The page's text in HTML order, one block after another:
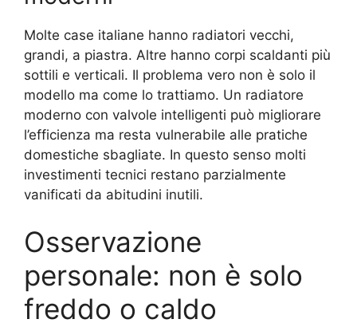
Molte case italiane hanno radiatori vecchi,
grandi, a piastra. Altre hanno corpi scaldanti più
sottili e verticali. Il problema vero non è solo il
modello ma come lo trattiamo. Un radiatore
moderno con valvole intelligenti può migliorare
l’efficienza ma resta vulnerabile alle pratiche
domestiche sbagliate. In questo senso molti
investimenti tecnici restano parzialmente
vanificati da abitudini inutili.
Osservazione
personale: non è solo
freddo o caldo